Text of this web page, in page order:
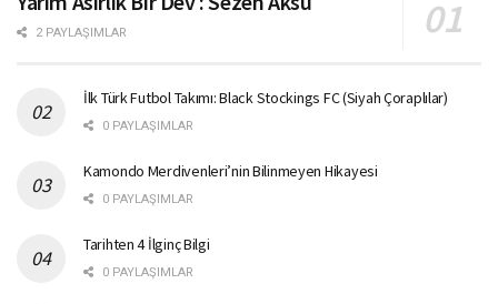
2 PAYLAŞIMLAR
İlk Türk Futbol Takımı: Black Stockings FC (Siyah Çoraplılar)
0 PAYLAŞIMLAR
Kamondo Merdivenleri’nin Bilinmeyen Hikayesi
0 PAYLAŞIMLAR
Tarihten 4 İlginç Bilgi
0 PAYLAŞIMLAR